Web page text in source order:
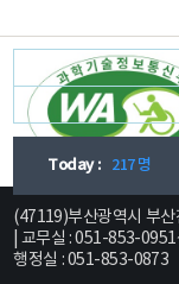
Today : 217 명
(47119)부산광역시 부
| 교무실 : 051-853-
행정실 : 051-853-0873